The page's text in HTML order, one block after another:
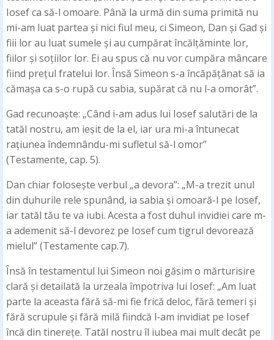
Iosef ca să-l omoare. Până la urmă din suma primită nu
mi-am luat partea și nici fiul meu, ci Simeon, Dan și Gad și
fiii lor au luat sumele și au cumpărat încălțăminte lor,
fiilor și soțiilor lor. Ei au spus că nu vor cumpăra mâncare
fiind prețul fratelui lor. Însă Simeon s-a încăpățânat să ia
cămașa ca s-o rupă cu sabia, supărat că nu l-a omorât”.
Gad recunoaște: „Când i-am adus lui Iosef salutări de la
tatăl nostru, am ieșit de la el, iar ura mi-a întunecat
rațiunea îndemnându-mi sufletul să-l omor”
(Testamente, cap. 5).
Dan chiar folosește verbul „a devora”: „M-a trezit unul
din duhurile rele spunând, ia sabia și omoară-l pe Iosef,
iar tatăl tău te va iubi. Acesta a fost duhul invidiei care m-
a ademenit să-l devorez pe Iosef cum tigrul devorează
mielul” (Testamente cap.7).
Însă în testamentul lui Simeon noi găsim o mărturisire
clară și detailată la urzeala împotriva lui Iosef: „Am luat
parte la aceasta fără să-mi fie frică deloc, fără temeri și
fără scrupule și fără milă fiindcă l-am invidiat pe Iosef
încă din tinerețe. Tatăl nostru îl iubea mai mult decât pe